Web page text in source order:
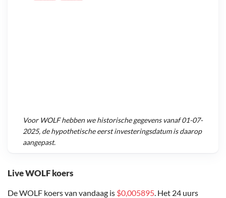
Live WOLF koers
De WOLF koers van vandaag is $0,005895. Het 24 uurs
Voor WOLFhebben we historische gegevens vanaf01-07-
2025, de hypothetische eerst investeringsdatum is daarop
aangepast.